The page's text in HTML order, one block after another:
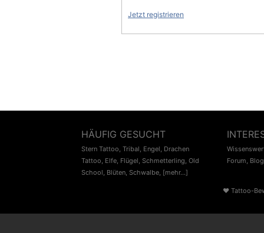
Jetzt registrieren
HÄUFIG GESUCHT
Stern Tattoo, Tribal, Engel, Drachen
Tattoo, Elfe, Flügel, Schmetterling, Old
School, Blüten, Schwalbe, [mehr...]
Forum, Blog
♥ Tattoo-